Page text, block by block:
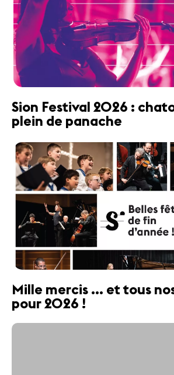
Sion Festival 2026 :
plein de panache
Mille mercis ... et tous
pour 2026 !